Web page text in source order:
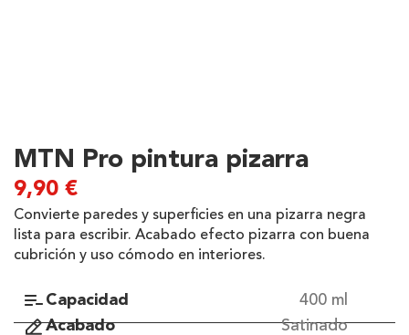
MTN Pro pintura pizarra
9,90 €
Convierte paredes y superficies en una pizarra negra
lista para escribir. Acabado efecto pizarra con buena
cubrición y uso cómodo en interiores.
Capacidad
400 ml
Acabado
Satinado